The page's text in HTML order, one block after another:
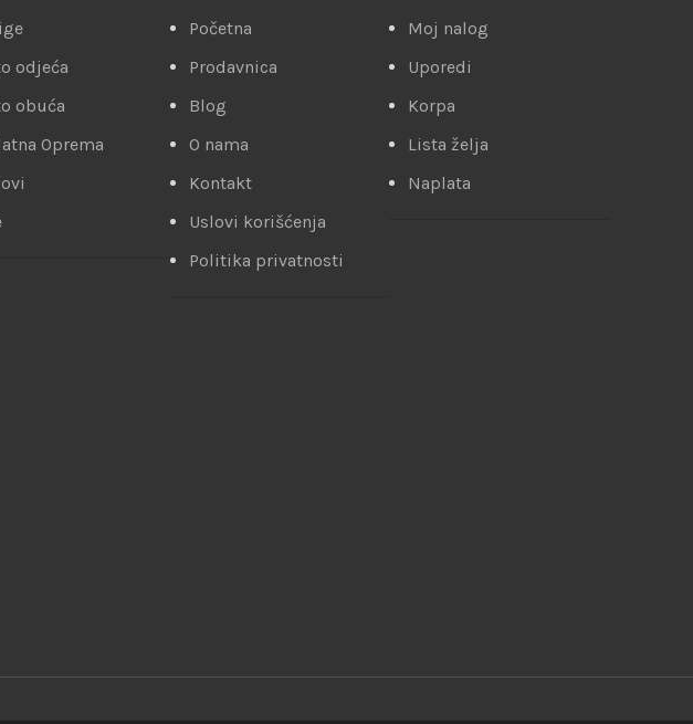
odjeća
obuća
Oprema
Početna
Prodavnica
Blog
O nama
Kontakt
Uslovi korišćenja
Politika privatnosti
Moj nalog
Uporedi
Korpa
Lista želja
Naplata